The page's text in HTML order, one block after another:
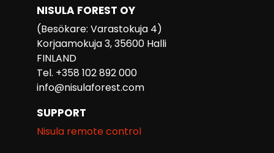
NISULA FOREST OY
(Besökare: Varastokuja 4)
Korjaamokuja 3, 35600 Halli
FINLAND
Tel. +358 102 892 000
info@nisulaforest.com
SUPPORT
Nisula remote control